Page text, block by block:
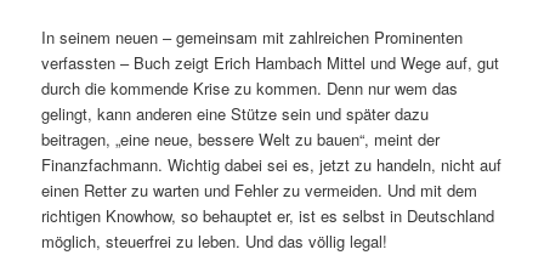
In seinem neuen – gemeinsam mit zahlreichen Prominenten
verfassten – Buch zeigt Erich Hambach Mittel und Wege auf, gut
durch die kommende Krise zu kommen. Denn nur wem das
gelingt, kann anderen eine Stütze sein und später dazu
beitragen, „eine neue, bessere Welt zu bauen“, meint der
Finanzfachmann. Wichtig dabei sei es, jetzt zu handeln, nicht auf
einen Retter zu warten und Fehler zu vermeiden. Und mit dem
richtigen Knowhow, so behauptet er, ist es selbst in Deutschland
möglich, steuerfrei zu leben. Und das völlig legal!